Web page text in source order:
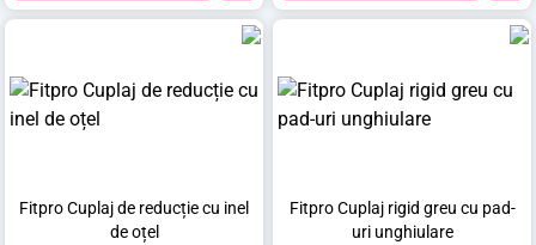
Fitpro Cuplaj de reducție cu inel
de oțel
Fitpro Cuplaj rigid greu cu pad-
uri unghiulare